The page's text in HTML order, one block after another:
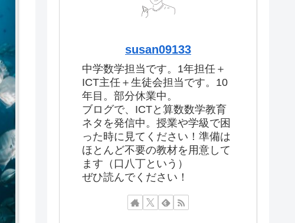
susan09133
中学数学担当です。1年担任＋
ICT主任＋生徒会担当です。10
年目。部分休業中。
ブログで、ICTと算数数学教育
ネタを発信中。授業や学級で困
った時に見てください！準備は
ほとんど不要の教材を用意して
ます（口八丁という）
ぜひ読んでください！